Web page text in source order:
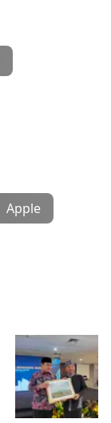
Apple